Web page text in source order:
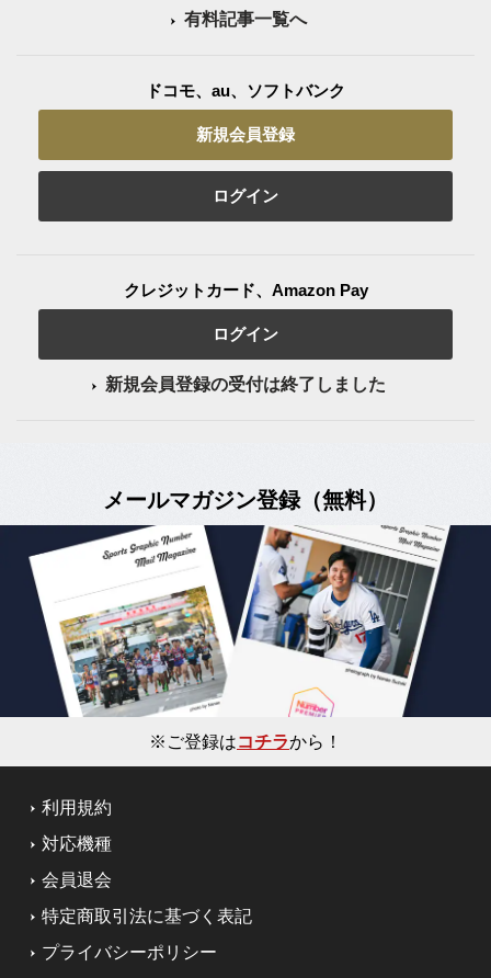
有料記事一覧へ
ドコモ、au、ソフトバンク
新規会員登録
ログイン
クレジットカード、Amazon Pay
ログイン
新規会員登録の受付は終了しました
メールマガジン登録（無料）
※ご登録はコチラから！
利用規約
対応機種
会員退会
特定商取引法に基づく表記
プライバシーポリシー